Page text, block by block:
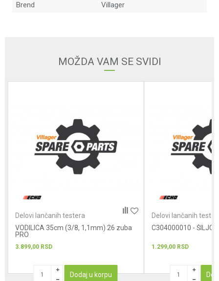
Brend
Villager
MOŽDA VAM SE SVIDI
Delovi lančanih testera
VODILICA 35cm (3/8, 1,1mm) 26 zuba
PRO
3.899,00 RSD
Dodaj u korpu
Delovi lančanih
C304000010 - ŠILJCI
1.299,00 RSD